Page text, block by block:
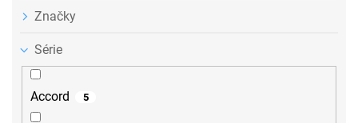
Značky
Série
Accord 5